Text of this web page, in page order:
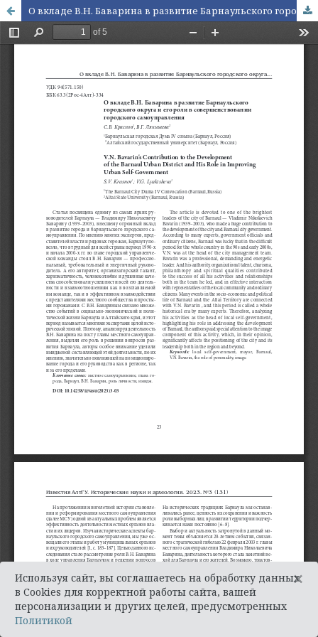
О вкладе В.Н. Баварина в развитие Барнаульского городского округа и его роли в совершенствовании городского самоуправления
Используя сайт, вы соглашаетесь на обработку данных
в Cookies для корректной работы сайта, вашей
персонализации и других целей, предусмотренных
Политикой
×